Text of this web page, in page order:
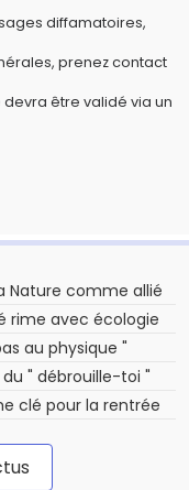
diffamatoires,
prenez contact
être validé via un
Nature comme allié
rime avec écologie
au physique "
" débrouille-toi "
clé pour la rentrée